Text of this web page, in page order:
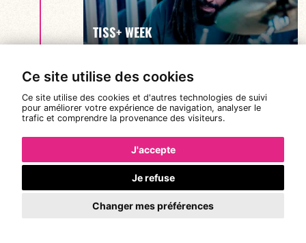
Ce site utilise des cookies
Ce site utilise des cookies et d'autres technologies de suivi
pour améliorer votre expérience de navigation, analyser le
trafic et comprendre la provenance des visiteurs.
J'accepte
Je refuse
Changer mes préférences
EN SAVOIR PLUS
TISS+ WEEK
EN SAVOIR PLUS
Mer. 7
oct.
2026
19:00
TISS+ WEEK